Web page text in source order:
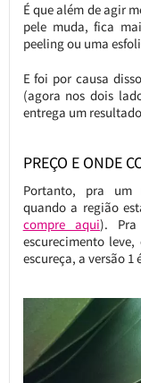
É que além de agir
pele muda, fica
peeling ou uma
E foi por causa
(agora nos dois
entrega um
PREÇO E ONDE
Portanto, pra um
quando a região
compre aqui). Pra
escurecimento
escureça, a versão 1